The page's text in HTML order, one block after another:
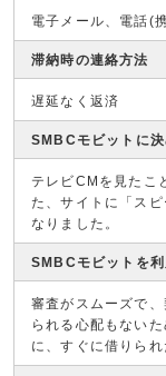
電子メール、電話(
滞納時の連絡方法
遅延なく返済
SMBCモビットに
テレビCMを見たこ
た、サイトに「ス
なりました。
SMBCモビットを
審査がスムーズで
られる心配もない
に、すぐに借りられ